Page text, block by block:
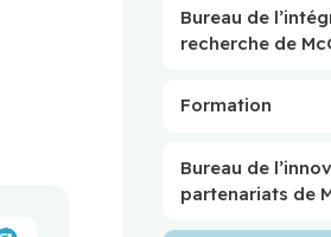
Bureau de
recherche de
Formation
Bureau de
partenariats de